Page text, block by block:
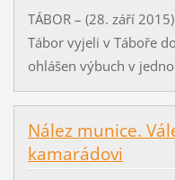
TÁBOR – (28. září
Tábor vyjeli v Táboře
ohlášen výbuch v
Nález munice.
kamarádovi